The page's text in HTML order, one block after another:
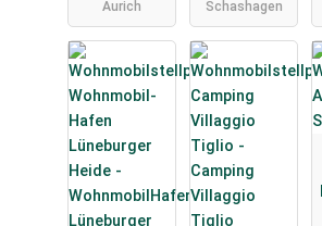
Aurich
Schashagen